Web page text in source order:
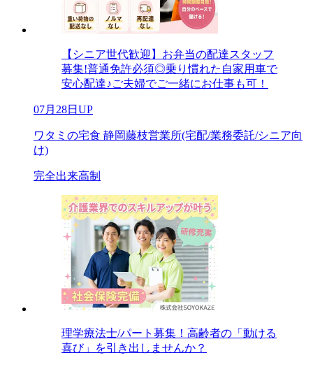
【シニア世代歓迎】お弁当の配達スタッフ
募集!普通免許必須◎乗り慣れた自家用車で
安心配達♪ご夫婦でご一緒にお仕事も可！
07月28日UP
ワタミの宅食 静岡藤枝営業所(宅配/業務委託/シニア向
け)
完全出来高制
理学療法士/パート募集！高齢者の「動ける
喜び」を引き出しませんか？